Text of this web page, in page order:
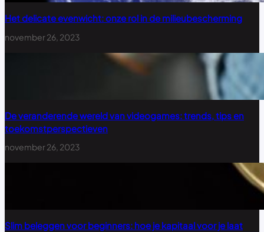
Het delicate evenwicht: onze rol in de milieubescherming
november 26, 2023
De veranderende wereld van videogames: trends, tips en
toekomstperspectieven
november 26, 2023
Slim beleggen voor beginners: hoe je kapitaal voor je laat